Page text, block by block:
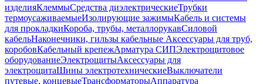
изделияКлеммыСредства диэлектрическиеТрубки
термоусаживаемыеИзолирующие зажимыКабель и системы
для прокладкиКороба, трубы, металлорукавСиловой
кабельНаконечники, гильзы кабельные Аксессуары для труб,
коробовКабельный крепежАрматура СИПЭлектрощитовое
оборудованиеЭлектрощитыАксессуары для
электрощитаШины электротехническиеВыключатели
путевые, концевыеТрансформаторыАппаратура